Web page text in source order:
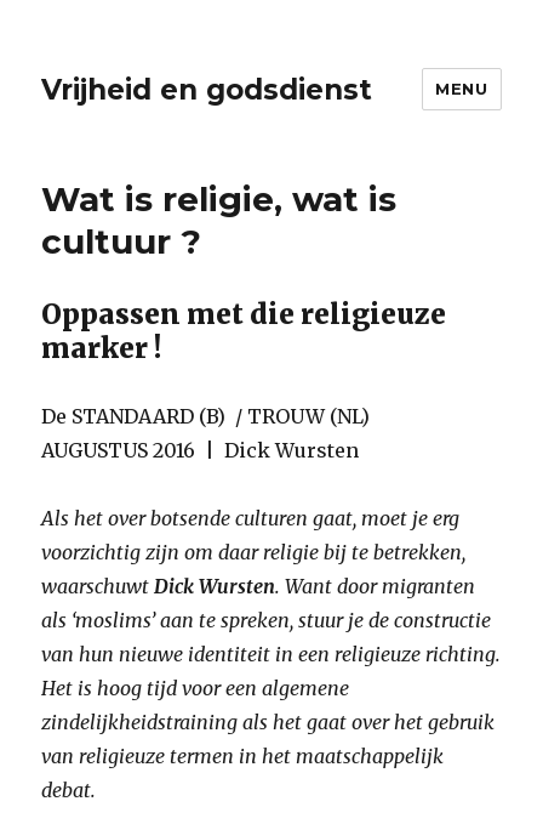
Vrijheid en godsdienst MENU
Wat is religie, wat is
cultuur ?
Oppassen met die religieuze
marker !
De STANDAARD (B) / TROUW (NL)
AUGUSTUS 2016 | Dick Wursten
Als het over botsende culturen gaat, moet je erg
voorzichtig zijn om daar religie bij te betrekken,
waarschuwt Dick Wursten. Want door migranten
als ‘moslims’ aan te spreken, stuur je de constructie
van hun nieuwe identiteit in een religieuze richting.
Het is hoog tijd voor een algemene
zindelijkheidstraining als het gaat over het gebruik
van religieuze termen in het maatschappelijk
debat.